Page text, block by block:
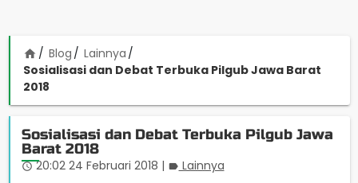
home Blog
Lainnya
Sosialisasi dan Debat Terbuka Pilgub Jawa Barat
2018
Sosialisasi dan Debat Terbuka Pilgub Jawa
Barat 2018
access_time 20:02 24 Februari 2018 | label Lainnya